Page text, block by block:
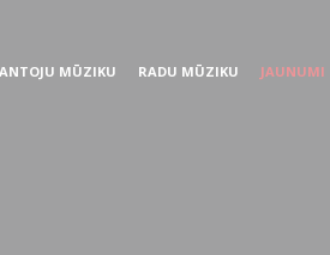
MŪZIKU RADU MŪZIKU JAUNUMI